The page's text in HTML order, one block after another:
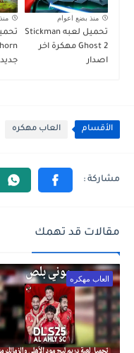
منذ بضع اعوام
تحميل لعبه Stickman
Ghost 2 مهكرة اخر
اصدار
الأقسام العاب مهكره
مقالات قد تهمك
العاب مهكره